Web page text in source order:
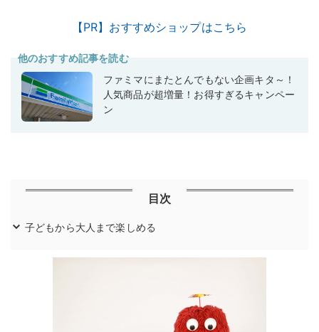
【PR】おすすめショップはこちら
他のおすすめ記事を読む
ファミマにまたとんでもない企画キタ～！
人気商品が超増量！お得すぎるキャンペー
ン
目次
子どもから大人まで楽しめる